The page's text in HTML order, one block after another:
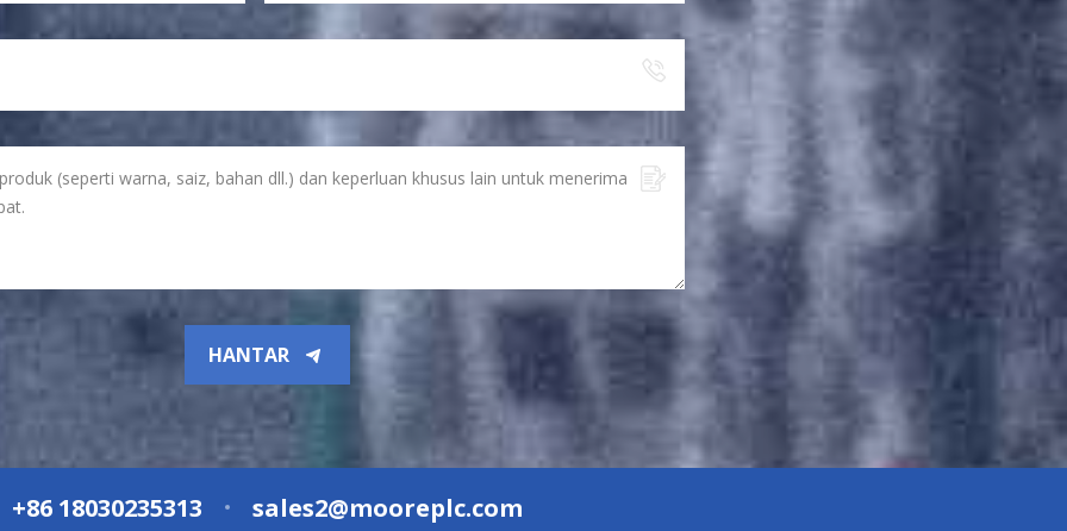
LIHAT BUTIRAN
Modul kawalan
2EG84-1JF0
Blok GE
I/O 16 Sumber
GE IC660BBD021
Blok - Sink I/O 16
HANTAR
+86 18030235313 sales2@mooreplc.com